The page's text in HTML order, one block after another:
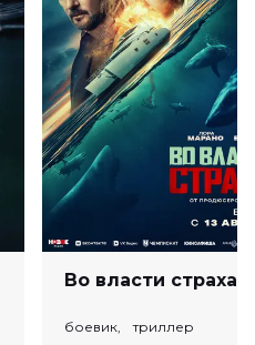
боевик, триллер